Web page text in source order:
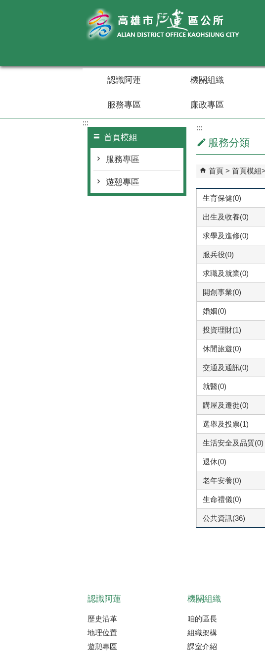
認識阿蓮 機關組織
服務專區 廉政專區
:::
首頁模組
服務專區
遊憩專區
:::
服務分類
首頁 首頁模組
生育保健(0)
出生及收養(0)
求學及進修(0)
服兵役(0)
求職及就業(0)
開創事業(0)
婚姻(0)
投資理財(1)
休閒旅遊(0)
交通及通訊(0)
就醫(0)
購屋及遷徙(0)
選舉及投票(1)
生活安全及品質(0)
退休(0)
老年安養(0)
生命禮儀(0)
公共資訊(36)
認識阿蓮
歷史沿革
地理位置
遊憩專區
機關組織
咱的區長
組織架構
課室介紹